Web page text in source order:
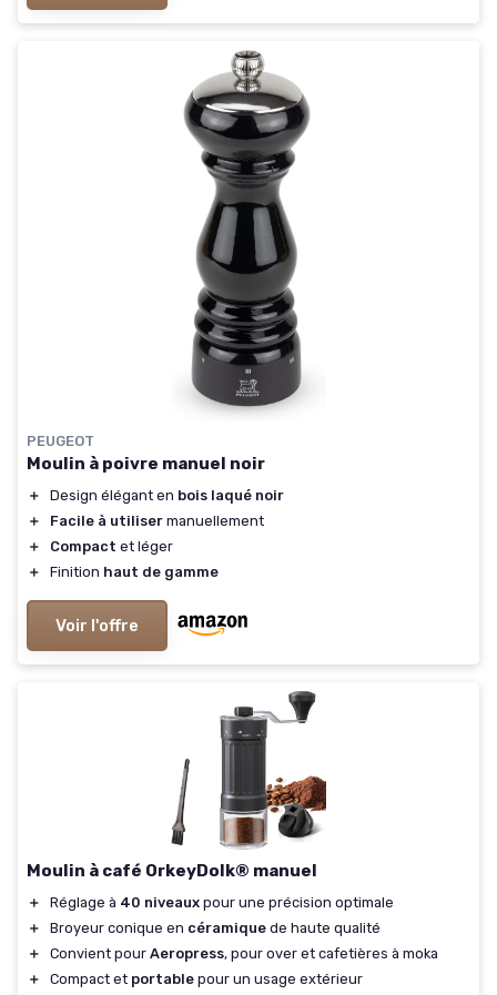
PEUGEOT
Moulin à poivre manuel noir
＋ Design élégant en bois laqué noir
＋
Facile à utiliser manuellement
＋
Compact et léger
＋
Finition haut de gamme
Voir l'offre
Moulin à café OrkeyDolk® manuel
＋ Réglage à 40 niveaux pour une précision optimale
＋
Broyeur conique en céramique de haute qualité
＋
Convient pour Aeropress, pour over et cafetières à moka
＋
Compact et portable pour un usage extérieur